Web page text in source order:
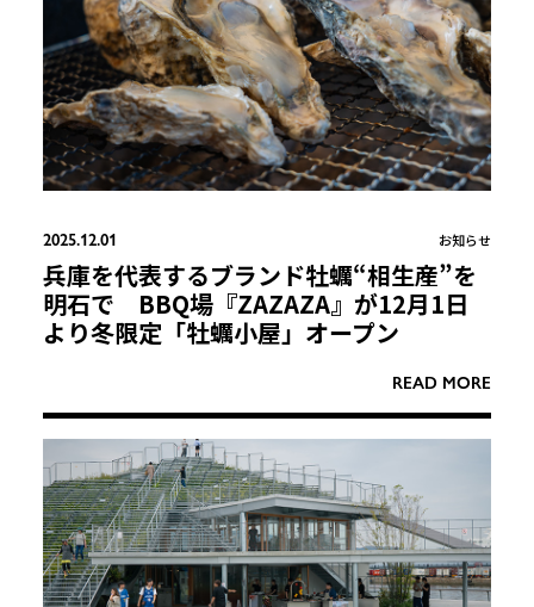
兵庫を代表するブランド牡蠣“相生産”を
明石で BBQ場『ZAZAZA』が12月1日
より冬限定「牡蠣小屋」オープン
READ MORE
2025.12.01 お知らせ